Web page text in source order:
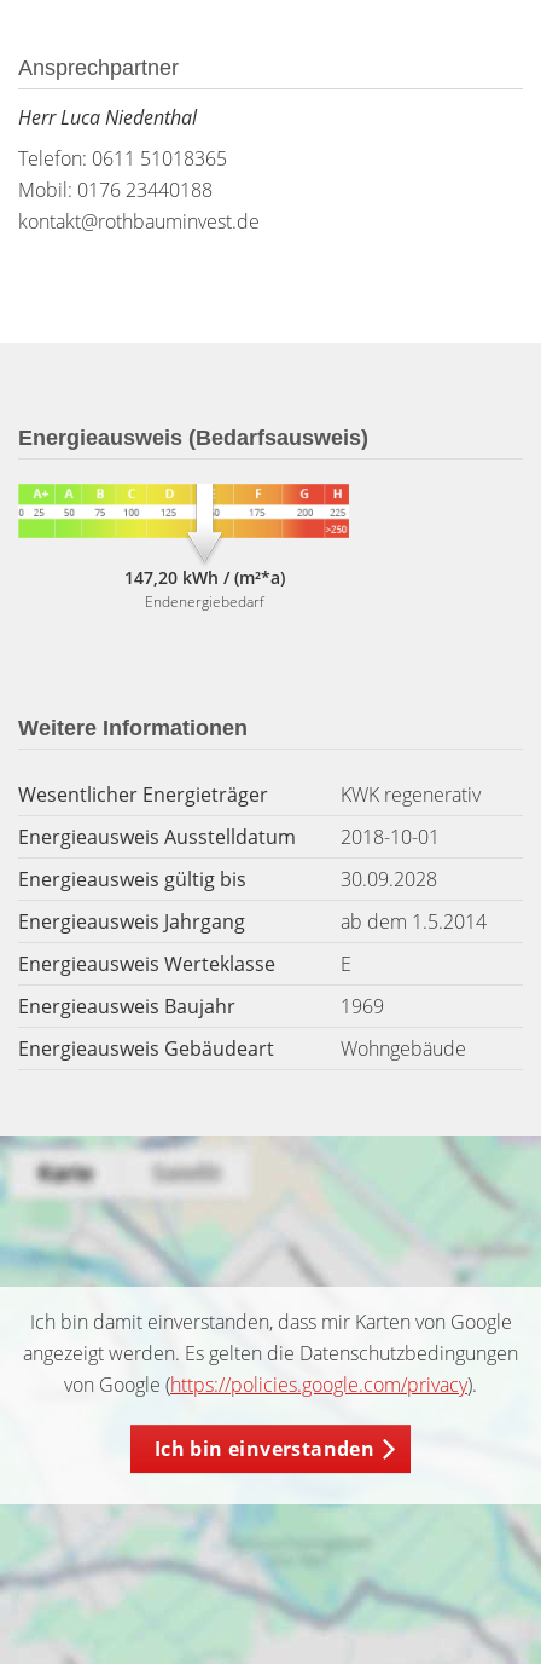
Ansprechpartner
Herr Luca Niedenthal
Telefon: 0611 51018365
Mobil: 0176 23440188
kontakt@rothbauminvest.de
Energieausweis (Bedarfsausweis)
147,20 kWh / (m²*a)
Endenergiebedarf
Weitere Informationen
Wesentlicher Energieträger
KWK regenerativ
Energieausweis Ausstelldatum
2018-10-01
Energieausweis gültig bis
30.09.2028
Energieausweis Jahrgang
ab dem 1.5.2014
Energieausweis Werteklasse
E
Energieausweis Baujahr
1969
Energieausweis Gebäudeart
Wohngebäude
Ich bin damit einverstanden, dass mir Karten von Google
angezeigt werden. Es gelten die Datenschutzbedingungen
von Google (https://policies.google.com/privacy).
Ich bin einverstanden